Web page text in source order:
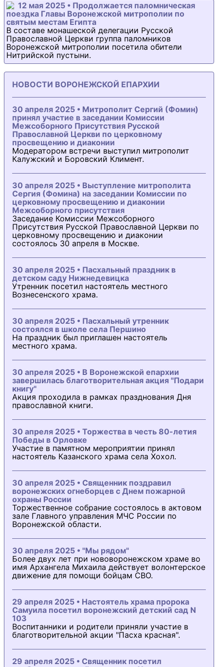
12 мая 2025 • Продолжается паломническая
поездка Главы Воронежской митрополии по
святым местам Египта
В составе монашеской делегации Русской
Православной Церкви группа паломников
Воронежской митрополии посетила обители
Нитрийской пустыни.
НОВОСТИ ВОРОНЕЖСКОЙ ЕПАРХИИ
30 апреля 2025 • Митрополит Сергий (Фомин)
принял участие в заседании Комиссии
Межсоборного Присутствия Русской
Православной Церкви по церковному
просвещению и диаконии
Модератором встречи выступил митрополит
Калужский и Боровский Климент.
30 апреля 2025 • Выступление митрополита
Сергия (Фомина) на заседании Комиссии по
церковному просвещению и диаконии
Межсоборного присутствия
Заседание Комиссии Межсоборного
Присутствия Русской Православной Церкви по
церковному просвещению и диаконии
состоялось 30 апреля в Москве.
30 апреля 2025 • Пасхальный праздник в
детском саду Нижнедевицка
Утренник посетил настоятель местного
Вознесенского храма.
30 апреля 2025 • Пасхальный утренник
состоялся в школе села Першино
На праздник был приглашен настоятель
местного храма.
30 апреля 2025 • В Воронежской епархии
завершилась благотворительная акция "Подари
книгу"
Акция проходила в рамках празднования Дня
православной книги.
30 апреля 2025 • Торжества в честь 80-летия
Победы в Орловке
Участие в памятном мероприятии принял
настоятель Казанского храма села Хохол.
30 апреля 2025 • Священник поздравил
воронежских огнеборцев с Днем пожарной
охраны России
Торжественное собрание состоялось в актовом
зале Главного управления МЧС России по
Воронежской области.
30 апреля 2025 • "Мы рядом"
Более двух лет при нововоронежском храме во
имя Архангела Михаила действует волонтерское
движение для помощи бойцам СВО.
29 апреля 2025 • Настоятель храма пророка
Самуила посетил воронежский детский сад N
103
Воспитанники и родители приняли участие в
благотворительной акции "Пасха красная".
29 апреля 2025 • Священник посетил